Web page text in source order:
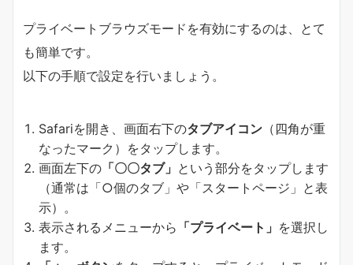
プライベートブラウズモードを有効にするのは、とて
も簡単です。
以下の手順で設定を行いましょう。
Safariを開き、画面右下のタブアイコン （四角が重
なったマーク）をタップします。
画面左下の 「〇〇タブ」 という部分をタップします
（通常は「○個のタブ」や「スタートページ」と表
示）。
表示されるメニューから 「プライベート」 を選択し
ます。